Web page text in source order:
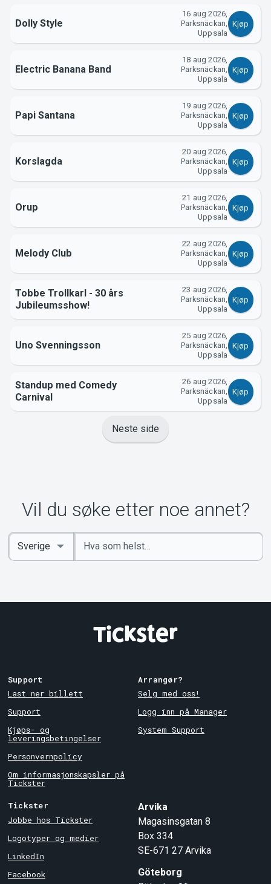
Dolly Style
16 aug 2026,
Parksnäckan,
Uppsala
Kjøp
Electric Banana Band
18 aug 2026,
Parksnäckan,
Uppsala
Kjøp
Papi Santana
19 aug 2026,
Parksnäckan,
Uppsala
Kjøp
Korslagda
20 aug 2026,
Parksnäckan,
Uppsala
Kjøp
Orup
21 aug 2026,
Parksnäckan,
Uppsala
Kjøp
Melody Club
22 aug 2026,
Parksnäckan,
Uppsala
Kjøp
Tobbe Trollkarl - 30 års
Jubileumsshow!
23 aug 2026,
Parksnäckan,
Uppsala
Kjøp
Uno Svenningsson
25 aug 2026,
Parksnäckan,
Uppsala
Kjøp
Standup med Comedy
Carnival
26 aug 2026,
Parksnäckan,
Uppsala
Kjøp
Neste side
Vil du søke etter noe annet?
Angi
nøkkelord
Select
Country
Support
Last ner billett
Support
Kjøps- og
leveringsbetingelser
Personvernpolicy
Om informasjonskapsler på
Tickster
Arrangør?
Selg med oss!
Logg inn på Manager
System Support
Tickster
Jobbe hos Tickster
Logotyper og medier
LinkedIn
Facebook
Arvika
Magasinsgatan 8
Box 334
SE-671 27 Arvika
Göteborg